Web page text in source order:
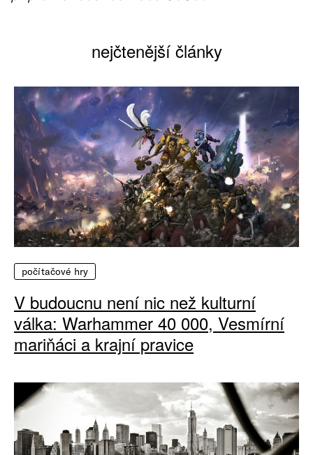
nejčtenější články
počítačové hry
V budoucnu není nic než kulturní
válka: Warhammer 40 000, Vesmírní
mariňáci a krajní pravice